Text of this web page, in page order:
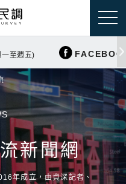
至週五)
新聞網
年成立，由資深記者、